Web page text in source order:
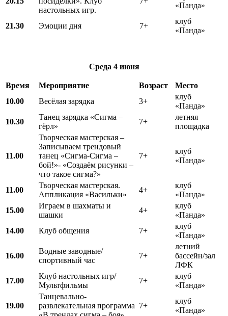
настольных игр.
«Панда»
21.30 Эмоции дня 7+
клуб
«Панда»
Среда 4 июня
Время Мероприятие Возраст
Место
10.00
Весёлая зарядка 3+
клуб
«Панда»
10.30
Танец зарядка «Сигма –
гёрл»
7+
летняя
площадка
11.00
Творческая мастерская –
Записываем трендовый
танец «Сигма-Сигма –
бой!»- «Создаём рисунки –
что такое сигма?»
7+
клуб
«Панда»
11.00
Творческая мастерская.
Аппликация «Васильки»
4+
клуб
«Панда»
15.00
Играем в шахматы и
шашки
4+
клуб
«Панда»
14.00
Клуб общения 7+
клуб
«Панда»
16.00
Водные заводные/
спортивный час
7+
летний
бассейн/зал
ЛФК
17.00
Клуб настольных игр/
Мультфильмы
7+
клуб
«Панда»
19.00
Танцевально-
развлекательная программа 7+
клуб
«Панда»